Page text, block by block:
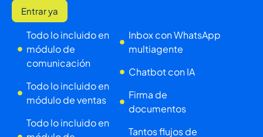
Entrar ya
Todo lo incluido en
módulo de
comunicación
Todo lo incluido en
módulo de ventas
Todo lo incluido en
Inbox con WhatsApp
multiagente
Chatbot con IA
Firma de
documentos
Tantos flujos de